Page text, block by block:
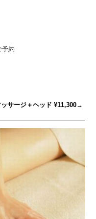
予約
サージ＋ヘッド ¥11,300→